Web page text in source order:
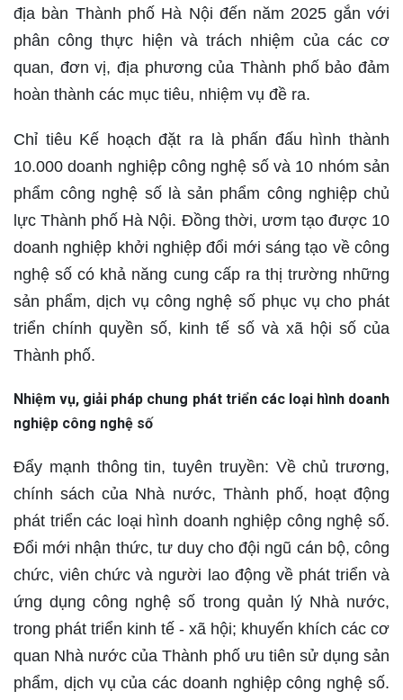
địa bàn Thành phố Hà Nội đến năm 2025 gắn với
phân công thực hiện và trách nhiệm của các cơ
quan, đơn vị, địa phương của Thành phố bảo đảm
hoàn thành các mục tiêu, nhiệm vụ đề ra.
Chỉ tiêu Kế hoạch đặt ra là phấn đấu hình thành
10.000 doanh nghiệp công nghệ số và 10 nhóm sản
phẩm công nghệ số là sản phẩm công nghiệp chủ
lực Thành phố Hà Nội. Đồng thời, ươm tạo được 10
doanh nghiệp khởi nghiệp đổi mới sáng tạo về công
nghệ số có khả năng cung cấp ra thị trường những
sản phẩm, dịch vụ công nghệ số phục vụ cho phát
triển chính quyền số, kinh tế số và xã hội số của
Thành phố.
Nhiệm vụ, giải pháp chung phát triển các loại hình doanh
nghiệp công nghệ số
Đẩy mạnh thông tin, tuyên truyền: Về chủ trương,
chính sách của Nhà nước, Thành phố, hoạt động
phát triển các loại hình doanh nghiệp công nghệ số.
Đổi mới nhận thức, tư duy cho đội ngũ cán bộ, công
chức, viên chức và người lao động về phát triển và
ứng dụng công nghệ số trong quản lý Nhà nước,
trong phát triển kinh tế - xã hội; khuyến khích các cơ
quan Nhà nước của Thành phố ưu tiên sử dụng sản
phẩm, dịch vụ của các doanh nghiệp công nghệ số.